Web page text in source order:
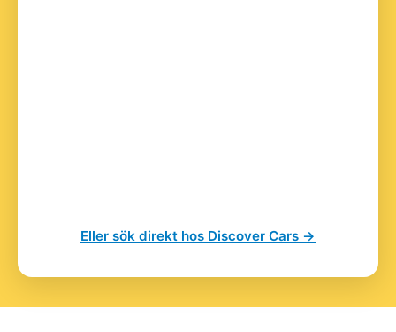
Eller sök direkt hos Discover Cars →